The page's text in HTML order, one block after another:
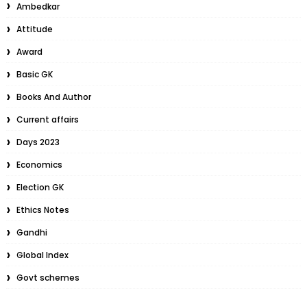
Ambedkar
Attitude
Award
Basic GK
Books And Author
Current affairs
Days 2023
Economics
Election GK
Ethics Notes
Gandhi
Global Index
Govt schemes